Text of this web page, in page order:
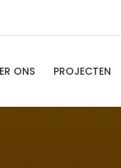
ONS PROJECTEN